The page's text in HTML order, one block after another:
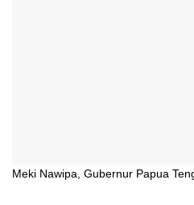
Meki Nawipa, Gubernur Papua